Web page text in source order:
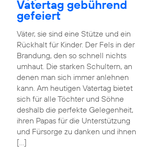
Vatertag gebührend
gefeiert
Väter, sie sind eine Stütze und ein
Rückhalt für Kinder. Der Fels in der
Brandung, den so schnell nichts
umhaut. Die starken Schultern, an
denen man sich immer anlehnen
kann. Am heutigen Vatertag bietet
sich für alle Töchter und Söhne
deshalb die perfekte Gelegenheit,
ihren Papas für die Unterstützung
und Fürsorge zu danken und ihnen
[…]